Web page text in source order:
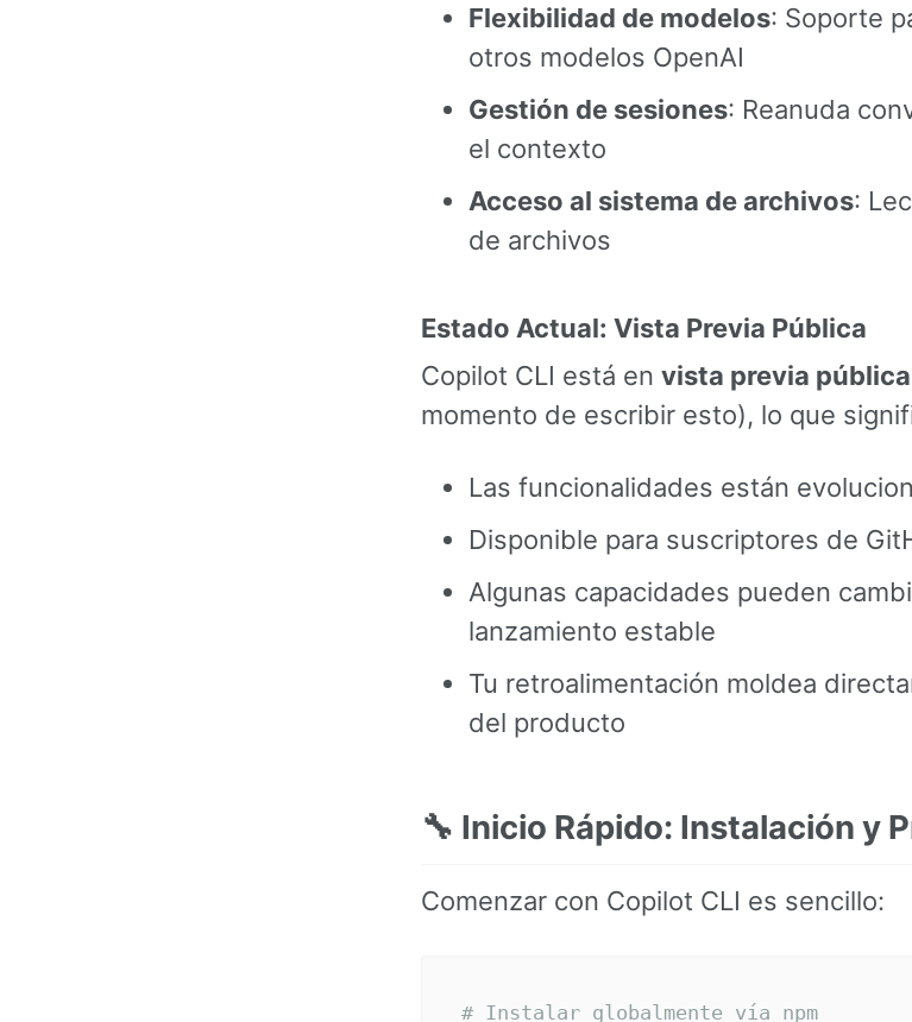
Flexibilidad de modelos: Soporte
otros modelos OpenAI
Gestión de sesiones: Reanuda
el contexto
Acceso al sistema de archivos:
de archivos
Estado Actual: Vista Previa Pública
Copilot CLI está en vista previa pública
momento de escribir esto), lo que
Las funcionalidades están
Disponible para suscriptores de
Algunas capacidades pueden
lanzamiento estable
Tu retroalimentación moldea
del producto
🔧 Inicio Rápido: Instalación y
Comenzar con Copilot CLI es sencillo:
# Instalar globalmente vía npm